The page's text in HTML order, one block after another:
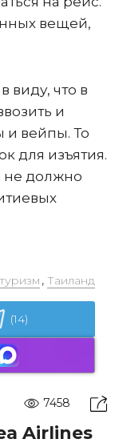
вещей,
виду, что в
и
и вейпы. То
для изъятия.
не должно
, Таиланд
(14)
7458
Airlines